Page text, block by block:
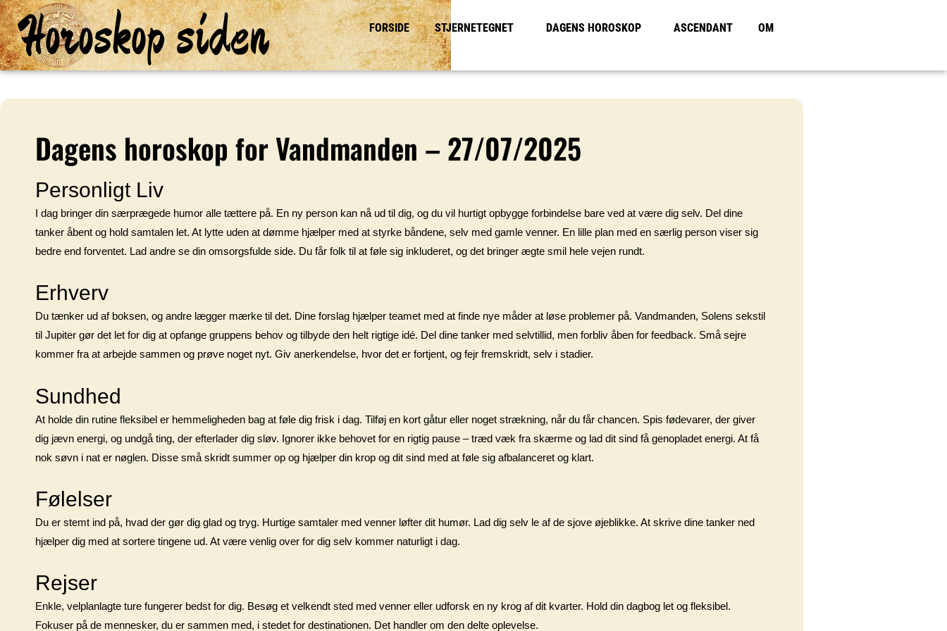
Horoskop siden FORSIDE STJERNETEGNET DAGENS HOROSKOP ASCENDANT OM
Dagens horoskop for Vandmanden – 27/07/2025
Personligt Liv
I dag bringer din særprægede humor alle tættere på. En ny person kan nå ud til dig, og du vil hurtigt opbygge forbindelse bare ved at være dig selv. Del dine
tanker åbent og hold samtalen let. At lytte uden at dømme hjælper med at styrke båndene, selv med gamle venner. En lille plan med en særlig person viser sig
bedre end forventet. Lad andre se din omsorgsfulde side. Du får folk til at føle sig inkluderet, og det bringer ægte smil hele vejen rundt.
Erhverv
Du tænker ud af boksen, og andre lægger mærke til det. Dine forslag hjælper teamet med at finde nye måder at løse problemer på. Vandmanden, Solens sekstil
til Jupiter gør det let for dig at opfange gruppens behov og tilbyde den helt rigtige idé. Del dine tanker med selvtillid, men forbliv åben for feedback. Små sejre
kommer fra at arbejde sammen og prøve noget nyt. Giv anerkendelse, hvor det er fortjent, og fejr fremskridt, selv i stadier.
Sundhed
At holde din rutine fleksibel er hemmeligheden bag at føle dig frisk i dag. Tilføj en kort gåtur eller noget strækning, når du får chancen. Spis fødevarer, der giver
dig jævn energi, og undgå ting, der efterlader dig sløv. Ignorer ikke behovet for en rigtig pause – træd væk fra skærme og lad dit sind få genopladet energi. At få
nok søvn i nat er nøglen. Disse små skridt summer op og hjælper din krop og dit sind med at føle sig afbalanceret og klart.
Følelser
Du er stemt ind på, hvad der gør dig glad og tryg. Hurtige samtaler med venner løfter dit humør. Lad dig selv le af de sjove øjeblikke. At skrive dine tanker ned
hjælper dig med at sortere tingene ud. At være venlig over for dig selv kommer naturligt i dag.
Rejser
Enkle, velplanlagte ture fungerer bedst for dig. Besøg et velkendt sted med venner eller udforsk en ny krog af dit kvarter. Hold din dagbog let og fleksibel.
Fokuser på de mennesker, du er sammen med, i stedet for destinationen. Det handler om den delte oplevelse.